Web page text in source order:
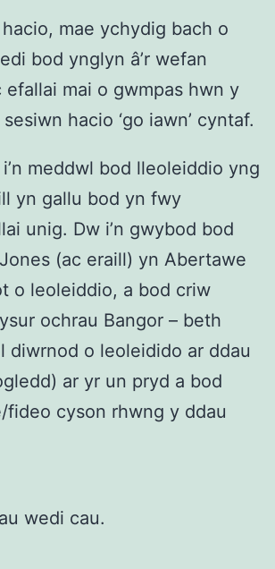
mae ychydig bach o
bod ynglyn â’r wefan
efallai mai o gwmpas hwn y
sesiwn hacio ‘go iawn’ cyntaf.
meddwl bod lleoleiddio yng
yn gallu bod yn fwy
unig. Dw i’n gwybod bod
(ac eraill) yn Abertawe
o leoleiddio, a bod criw
ochrau Bangor – beth
diwrnod o leoleidido ar ddau
ar yr un pryd a bod
fideo cyson rhwng y ddau
wedi cau.